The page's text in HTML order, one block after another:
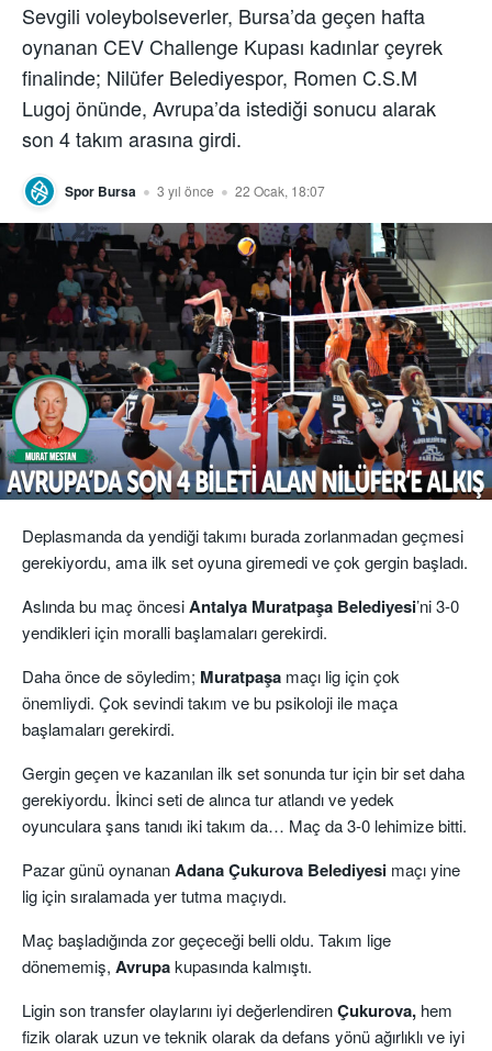
Sevgili voleybolseverler, Bursa’da geçen hafta
oynanan CEV Challenge Kupası kadınlar çeyrek
finalinde; Nilüfer Belediyespor, Romen C.S.M
Lugoj önünde, Avrupa’da istediği sonucu alarak
son 4 takım arasına girdi.
Spor Bursa 3 yıl önce 22 Ocak, 18:07
Deplasmanda da yendiği takımı burada zorlanmadan geçmesi
gerekiyordu, ama ilk set oyuna giremedi ve çok gergin başladı.
Aslında bu maç öncesiAntalya Muratpaşa Belediyesi’ni 3-0
yendikleri için moralli başlamaları gerekirdi.
Daha önce de söyledim; Muratpaşa maçı lig için çok
önemliydi. Çok sevindi takım ve bu psikoloji ile maça
başlamaları gerekirdi.
Gergin geçen ve kazanılan ilk set sonunda tur için bir set daha
gerekiyordu. İkinci seti de alınca tur atlandı ve yedek
oyunculara şans tanıdı iki takım da… Maç da 3-0 lehimize bitti.
Pazar günü oynananAdana Çukurova Belediyesi maçı yine
lig için sıralamada yer tutma maçıydı.
Maç başladığında zor geçeceği belli oldu. Takım lige
dönememiş, Avrupakupasında kalmıştı.
Ligin son transfer olaylarını iyi değerlendirenÇukurova, hem
fizik olarak uzun ve teknik olarak da defans yönü ağırlıklı ve iyi